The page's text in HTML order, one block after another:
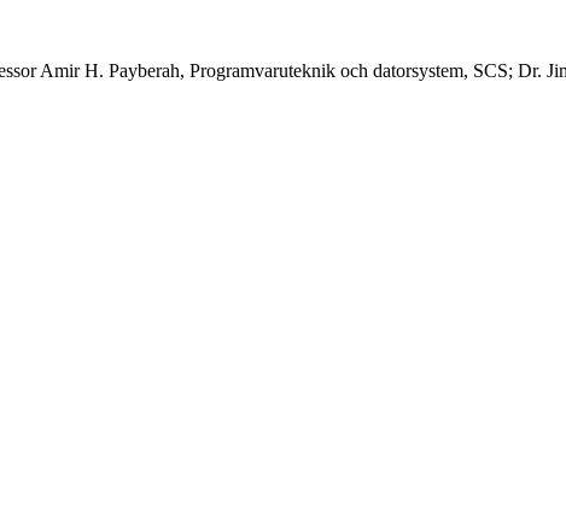
Amir H. Payberah, Programvaruteknik och datorsystem, SCS; Dr.